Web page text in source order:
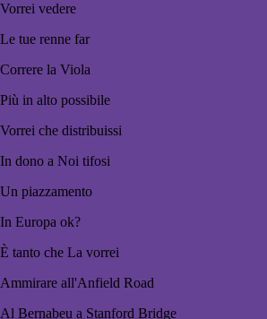
Vorrei vedere
Le tue renne far
Correre la Viola
Più in alto possibile
Vorrei che distribuissi
In dono a Noi tifosi
Un piazzamento
In Europa ok?
È tanto che La vorrei
Ammirare all'Anfield Road
Al Bernabeu a Stanford Bridge